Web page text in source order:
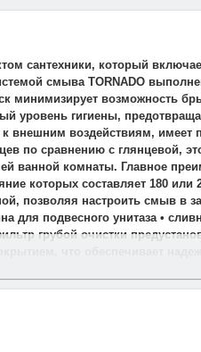
сантехники, который
смыва TORNADO
минимизирует возможность
уровень гигиены,
к внешним воздействиям,
по сравнению с глянцевой,
ванной комнаты. Главное
которых составляет 180
позволяя настроить смыв в
для подвесного унитаза •
грубой очистки
что обеспечивает